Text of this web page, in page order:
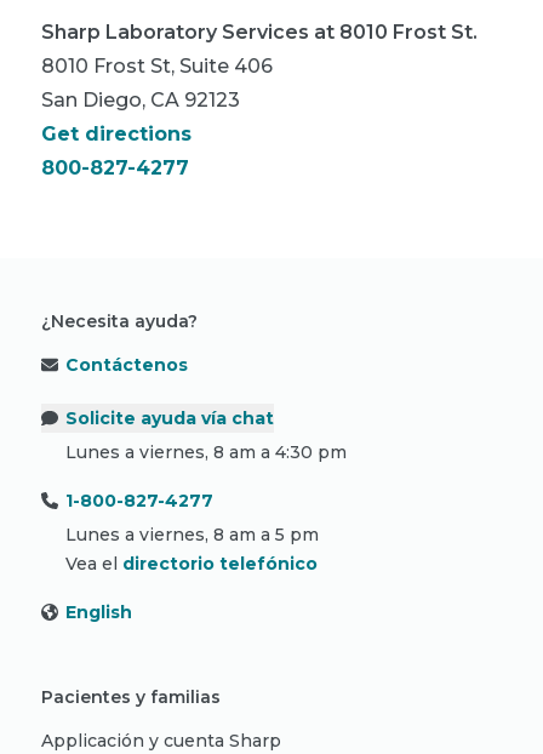
Sharp Laboratory Services at 8010 Frost St.
8010 Frost St, Suite 406
San Diego, CA 92123
Get directions
800-827-4277
¿Necesita ayuda?
Contáctenos
Solicite ayuda vía chat
Lunes a viernes, 8 am a 4:30 pm
1-800-827-4277
Lunes a viernes, 8 am a 5 pm
Vea el directorio telefónico
English
Pacientes y familias
Applicación y cuenta Sharp